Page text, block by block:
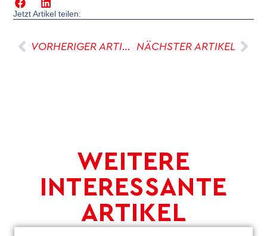
Jetzt Artikel teilen:
VORHERIGER ARTIKEL NÄCHSTER ARTIKEL
WEITERE
INTERESSANTE
ARTIKEL